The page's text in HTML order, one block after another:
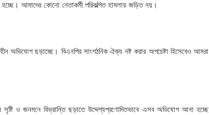
আমাদের কোনো নেতাকর্মী পরিকল্পিত হামলায় জড়িত নয়।
অভিযোগ ছড়াচ্ছে। বিএনপির সাংগঠনিক ঐক্য নষ্ট করার অপচেষ্টা হিসেবেও আমরা
সৃষ্টি ও জনমনে বিভ্রান্তি ছড়াতে উদ্দেশ্যপ্রণোদিতভাবে এসব অভিযোগ আনা হচ্ছে